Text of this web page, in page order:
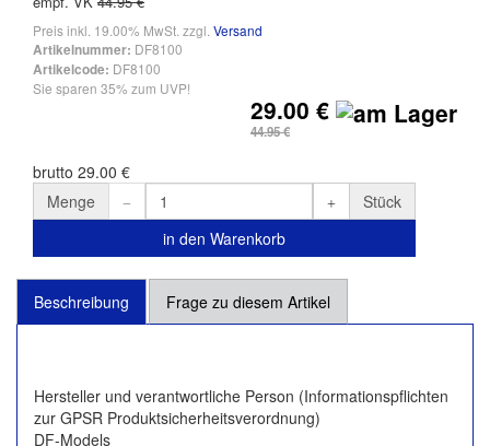
Preis inkl. 19.00% MwSt. zzgl. Versand
Artikelnummer: DF8100
Artikelcode: DF8100
Sie sparen 35% zum UVP!
29.00 €
44.95 €
brutto 29.00 €
Menge
Stück
in den Warenkorb
Beschreibung Frage zu diesem Artikel
Hersteller und verantwortliche Person (Informationspflichten
zur GPSR Produktsicherheitsverordnung)
DF-Models